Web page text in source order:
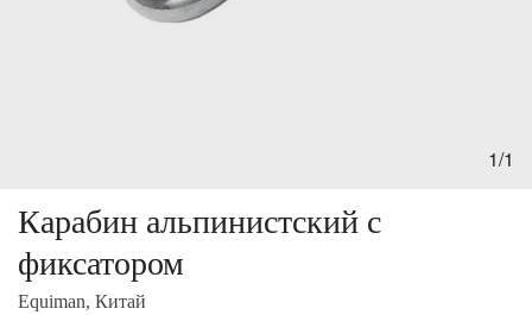
1/1
Карабин альпинистский с
фиксатором
Equiman, Китай